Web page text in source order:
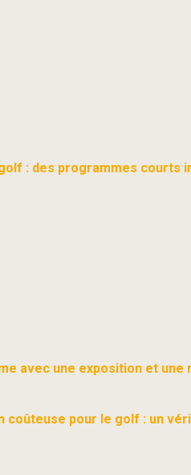
: des programmes courts
avec une exposition et
coûteuse pour le golf : un